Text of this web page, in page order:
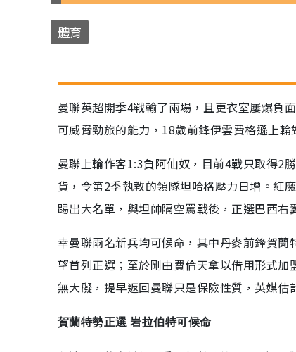
體育
曼聯英超開季4戰輸了兩場，且更衣室屢爆負
可威脅勁旅的能力，18歲前鋒伊雲費格遜上
曼聯上輪作客1:3負阿仙奴，目前4戰只取得2
貨，令第2季執教的領隊坦哈格壓力日增。紅
踢出大名單，與坦帥隔空罵戰後，正選巴西
幸曼聯兩名新兵均可候命，其中丹麥前鋒賀
望首列正選；至於剛由費倫天拿以借用形式
無大礙，提早返回曼聯只是保險性質，英媒
賀蘭特勢正選 岩拉伯特可候命